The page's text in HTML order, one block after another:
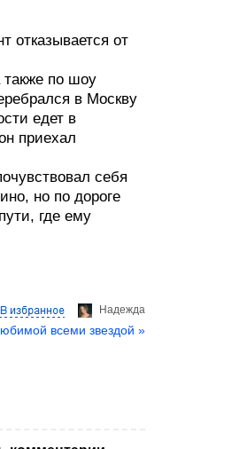
отказывается от
по шоу
в Москву
едет в
приехал
себя
но по дороге
где ему
Надеждa
всеми звездой »